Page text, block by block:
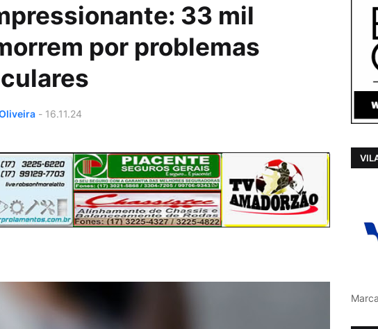
33 mil
por problemas
- 16.11.24